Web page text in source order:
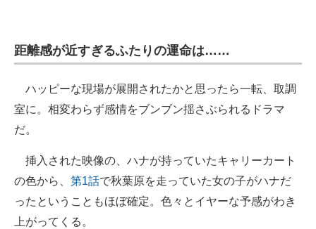
距離感が近すぎるふたりの運命は……
ハッピーな現場が展開されたかと思ったら一転、取調
室に。相変わらず感情をブンブン揺さぶられるドラマ
だ。
挿入された映像の、ハナが持っていたキャリーカート
の色から、 第1話で秋葉原を走っていた女の子がハナだ
ったということもほぼ確定。色々とイヤーな予感がわき
上がってくる。